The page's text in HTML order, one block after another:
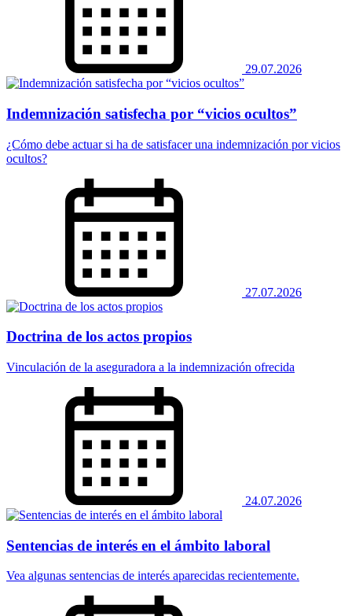
29.07.2026
Indemnización satisfecha por “vicios ocultos”
¿Cómo debe actuar si ha de satisfacer una indemnización por vicios
ocultos?
27.07.2026
Doctrina de los actos propios
Vinculación de la aseguradora a la indemnización ofrecida
24.07.2026
Sentencias de interés en el ámbito laboral
Vea algunas sentencias de interés aparecidas recientemente.